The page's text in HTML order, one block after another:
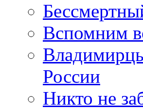
Вспомним
России
Никто не